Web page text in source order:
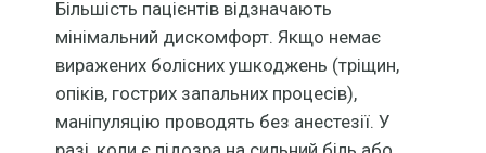
Більшість пацієнтів відзначають
мінімальний дискомфорт. Якщо немає
виражених болісних ушкоджень (тріщин,
опіків, гострих запальних процесів),
маніпуляцію проводять без анестезії. У